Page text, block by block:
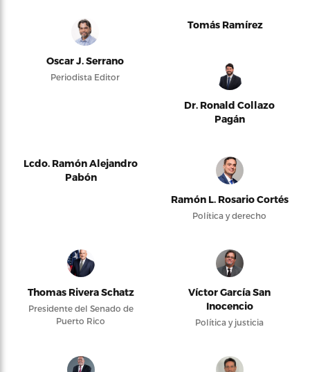
Oscar J. Serrano
Periodista Editor
Tomás Ramírez
Dr. Ronald Collazo
Pagán
Lcdo. Ramón Alejandro
Pabón
Ramón L. Rosario Cortés
Política y derecho
Thomas Rivera Schatz
Presidente del Senado de
Puerto Rico
Víctor García San
Inocencio
Política y justicia